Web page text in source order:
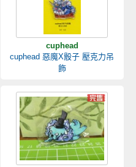
cuphead
cuphead 惡魔X骰子 壓克力吊
飾